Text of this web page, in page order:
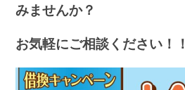
みませんか？
お気軽にご相談ください！！